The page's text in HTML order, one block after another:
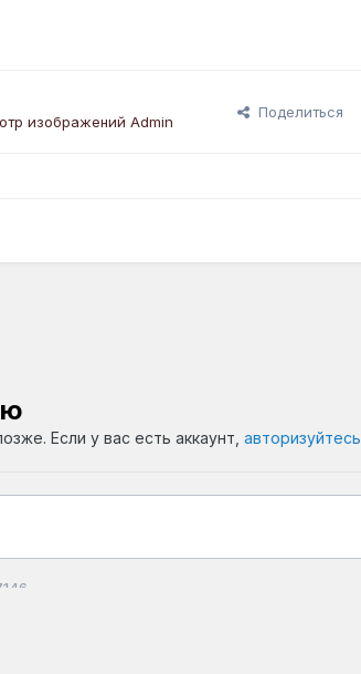
изображений Admin
Поделиться
Если у вас есть аккаунт, авторизуйтесь